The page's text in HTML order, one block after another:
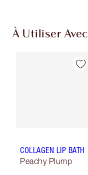
À Utiliser Avec
COLLAGEN LIP BATH
Peachy Plump